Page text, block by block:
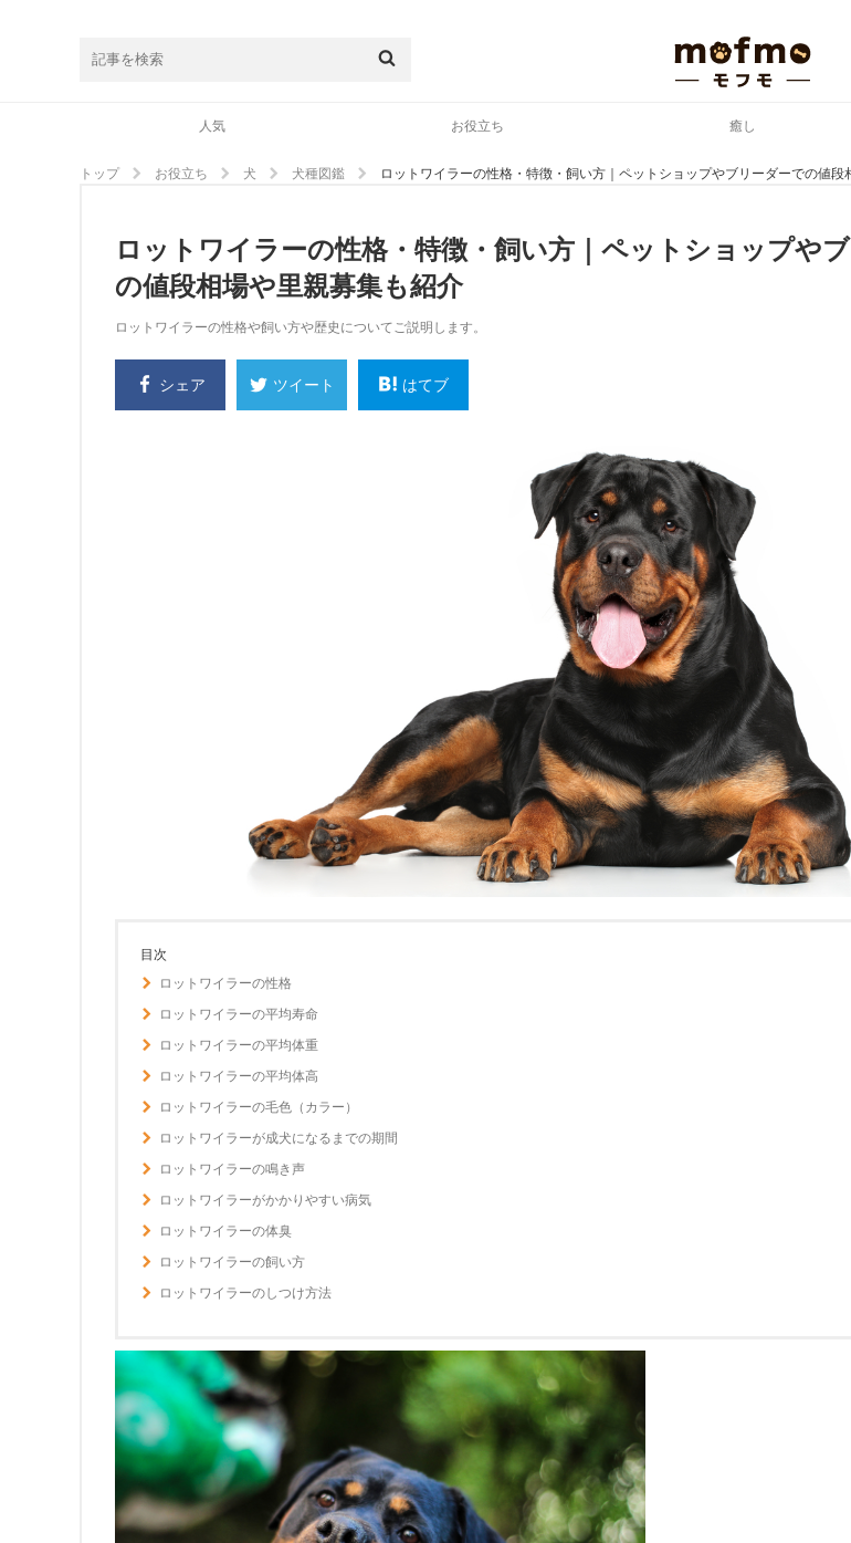
人気 お役立ち 癒し
トップ お役立ち 犬 犬種図鑑 ロットワイラーの性格・特徴・飼い方｜ペットショップやブリーダーでの値段
ロットワイラーの性格・特徴・飼い方｜ペットショップや
の値段相場や里親募集も紹介
ロットワイラーの性格や飼い方や歴史についてご説明します。
シェア ツイート はてブ
目次
ロットワイラーの性格
ロットワイラーの平均寿命
ロットワイラーの平均体重
ロットワイラーの平均体高
ロットワイラーの毛色（カラー）
ロットワイラーが成犬になるまでの期間
ロットワイラーの鳴き声
ロットワイラーがかかりやすい病気
ロットワイラーの体臭
ロットワイラーの飼い方
ロットワイラーのしつけ方法